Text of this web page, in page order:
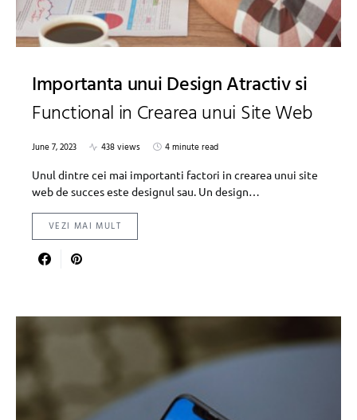
Importanta unui Design Atractiv si
Functional in Crearea unui Site Web
June 7, 2023 438 views
4 minute read
Unul dintre cei mai importanti factori in crearea unui site
web de succes este designul sau. Un design…
VEZI MAI MULT